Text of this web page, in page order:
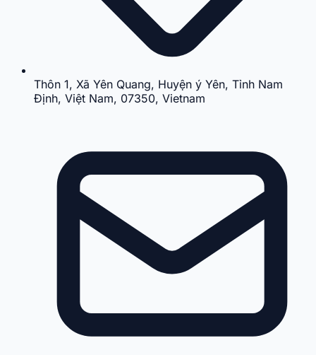
Thôn 1, Xã Yên Quang, Huyện ý Yên, Tỉnh Nam
Định, Việt Nam, 07350, Vietnam